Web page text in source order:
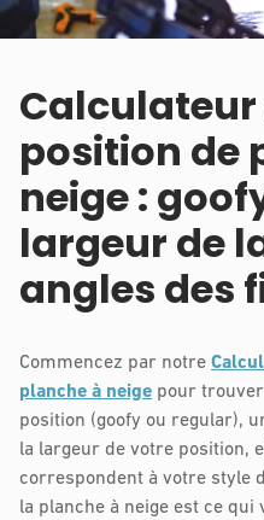
Calculateur
position de
neige :
largeur de
angles des
Commencez par notre
planche à neige pour
position (goofy ou regular),
la largeur de votre position,
correspondent à votre style
la planche à neige est ce